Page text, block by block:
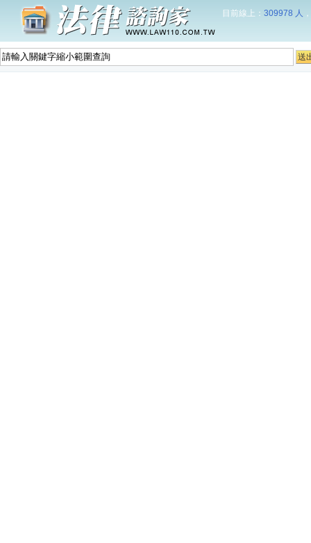
目前線上： 309978 人